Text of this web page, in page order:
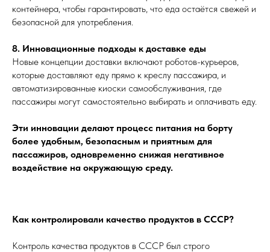
контейнера, чтобы гарантировать, что еда остаётся свежей и
безопасной для употребления.
8. Инновационные подходы к доставке еды
Новые концепции доставки включают роботов-курьеров,
которые доставляют еду прямо к креслу пассажира, и
автоматизированные киоски самообслуживания, где
пассажиры могут самостоятельно выбирать и оплачивать еду.
Эти инновации делают процесс питания на борту
более удобным, безопасным и приятным для
пассажиров, одновременно снижая негативное
воздействие на окружающую среду.
Как контролировали качество продуктов в СССР?
Контроль качества продуктов в СССР был строго